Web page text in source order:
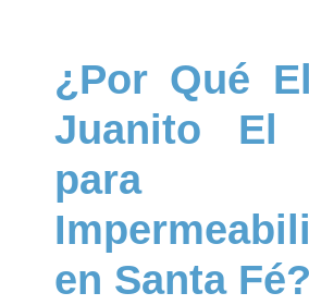
¿Por Qué
Juanito El
en Santa Fé?